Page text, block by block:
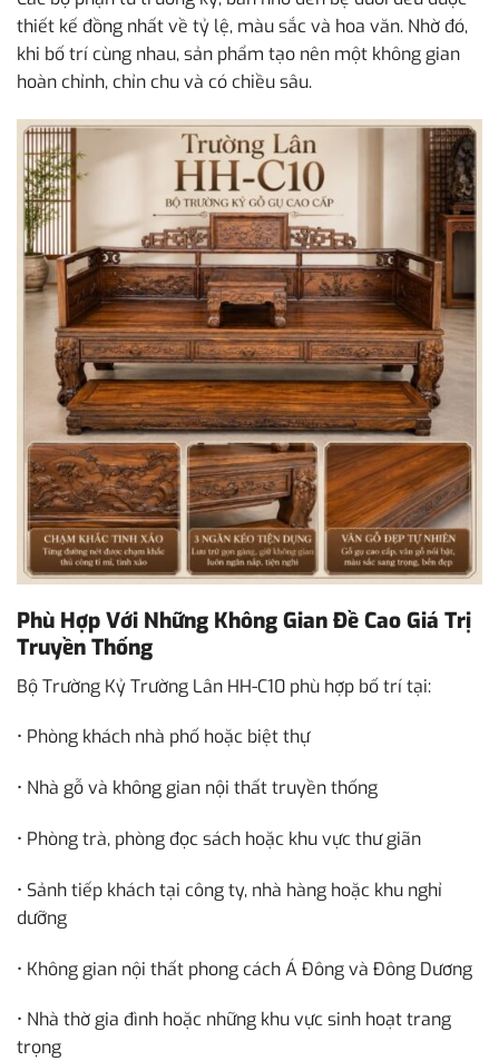
thiết kế đồng nhất về tỷ lệ, màu sắc và hoa văn. Nhờ đó,
khi bố trí cùng nhau, sản phẩm tạo nên một không gian
hoàn chỉnh, chỉn chu và có chiều sâu.
Phù Hợp Với Những Không Gian Đề Cao Giá Trị
Truyền Thống
Bộ Trường Kỷ Trường Lân HH-C10 phù hợp bố trí tại:
• Phòng khách nhà phố hoặc biệt thự
• Nhà gỗ và không gian nội thất truyền thống
• Phòng trà, phòng đọc sách hoặc khu vực thư giãn
• Sảnh tiếp khách tại công ty, nhà hàng hoặc khu nghỉ
dưỡng
• Không gian nội thất phong cách Á Đông và Đông Dương
• Nhà thờ gia đình hoặc những khu vực sinh hoạt trang
trọng